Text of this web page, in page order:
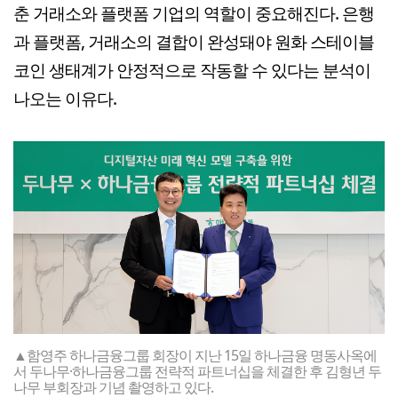
춘 거래소와 플랫폼 기업의 역할이 중요해진다. 은행
과 플랫폼, 거래소의 결합이 완성돼야 원화 스테이블
코인 생태계가 안정적으로 작동할 수 있다는 분석이
나오는 이유다.
▲함영주 하나금융그룹 회장이 지난 15일 하나금융 명동사옥에
서 두나무·하나금융그룹 전략적 파트너십을 체결한 후 김형년 두
나무 부회장과 기념 촬영하고 있다.